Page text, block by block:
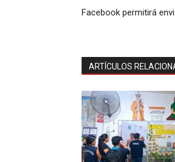
Facebook permitirá
ARTÍCULOS